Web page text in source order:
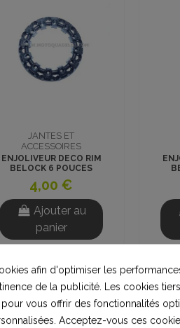
JANTES ET
ACCESSOIRES
ENJOLIVEUR DECO RIM
BELOCK 6 POUCES
4,00 €
Ajouter au
panier
afin d'optimiser les
de la publicité. Les cookies
vous offrir des fonctionnalités
Acceptez-vous ces